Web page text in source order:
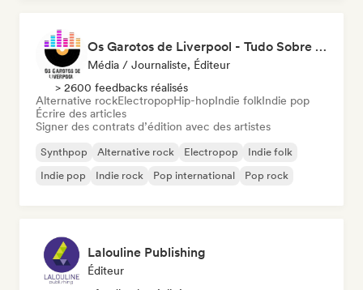
Os Garotos de Liverpool - Tudo Sobre Música
Média / Journaliste, Éditeur
> 2600 feedbacks réalisés
Alternative rockElectropopHip-hopIndie folkIndie pop
Écrire des articles
Signer des contrats d’édition avec des artistes
Synthpop Alternative rock Electropop
Indie folk
Indie pop
Indie rock Pop international Pop rock
Lalouline Publishing
Éditeur